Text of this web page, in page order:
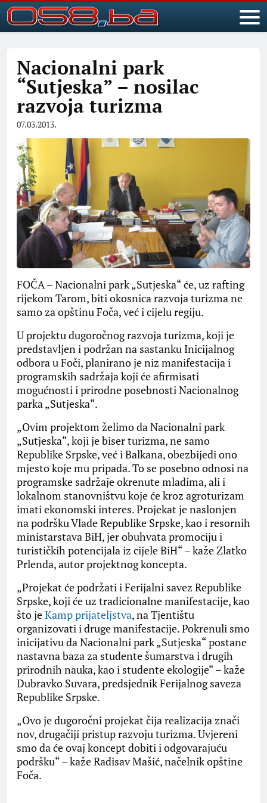
Nacionalni park
“Sutjeska” – nosilac
razvoja turizma
07.03.2013.
FOČA – Nacionalni park „Sutjeska“ će, uz rafting
rijekom Tarom, biti okosnica razvoja turizma ne
samo za opštinu Foča, već i cijelu regiju.
U projektu dugoročnog razvoja turizma, koji je
predstavljen i podržan na sastanku Inicijalnog
odbora u Foči, planirano je niz manifestacija i
programskih sadržaja koji će afirmisati
mogućnosti i prirodne posebnosti Nacionalnog
parka „Sutjeska“.
„Ovim projektom želimo da Nacionalni park
„Sutjeska“, koji je biser turizma, ne samo
Republike Srpske, već i Balkana, obezbijedi ono
mjesto koje mu pripada. To se posebno odnosi na
programske sadržaje okrenute mladima, ali i
lokalnom stanovništvu koje će kroz agroturizam
imati ekonomski interes. Projekat je naslonjen
na podršku Vlade Republike Srpske, kao i resornih
ministarstava BiH, jer obuhvata promociju i
turističkih potencijala iz cijele BiH“ – kaže Zlatko
Prlenda, autor projektnog koncepta.
„Projekat će podržati i Ferijalni savez Republike
Srpske, koji će uz tradicionalne manifestacije, kao
što jeKamp prijateljstva, na Tjentištu
organizovati i druge manifestacije. Pokrenuli smo
inicijativu da Nacionalni park „Sutjeska“ postane
nastavna baza za studente šumarstva i drugih
prirodnih nauka, kao i studente ekologije“ – kaže
Dubravko Suvara, predsjednik Ferijalnog saveza
Republike Srpske.
„Ovo je dugoročni projekat čija realizacija znači
nov, drugačiji pristup razvoju turizma. Uvjereni
smo da će ovaj koncept dobiti i odgovarajuću
podršku“ – kaže Radisav Mašić, načelnik opštine
Foča.